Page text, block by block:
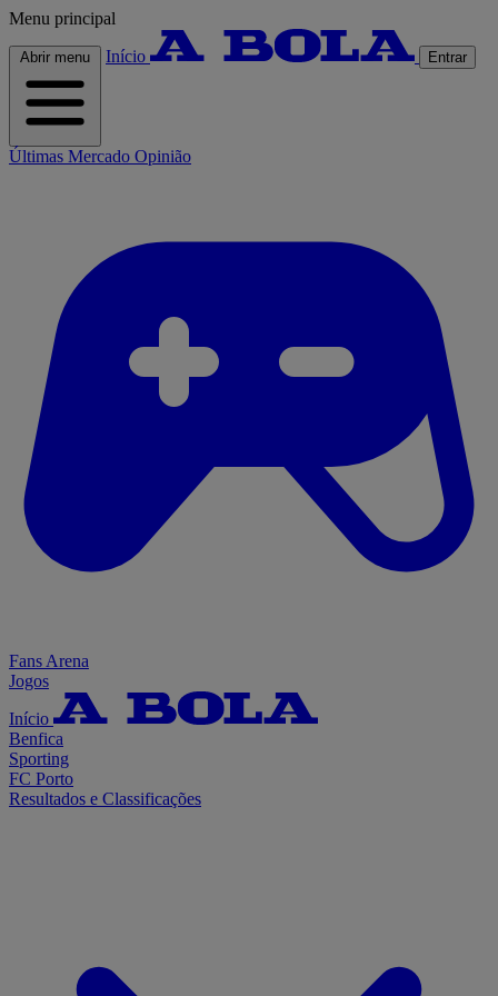
Menu principal
Abrir menu Início Entrar
Últimas Mercado Opinião
Fans Arena
Jogos
Início
Benfica
Sporting
FC Porto
Resultados e Classificações